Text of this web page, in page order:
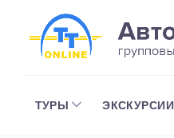
ТУРЫ ЭКСКУРСИИ